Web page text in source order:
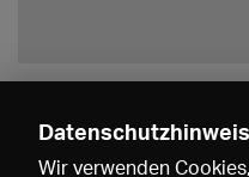
Waltraud
Datenschutzhinweis
Wir verwenden